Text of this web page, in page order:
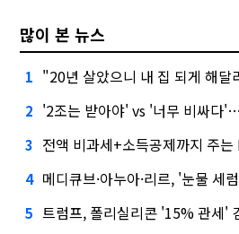
많이 본 뉴스
1 "20년 살았으니 내 집 되게 해달
2 '2조는 받아야' vs '너무 비싸다
3 전액 비과세+소득공제까지 주는
4 메디큐브·아누아·리르, '눈물 세
5 트럼프, 폴리실리콘 '15% 관세' 검토